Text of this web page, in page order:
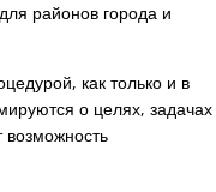
районов города и
как только и в
о целях, задачах
возможность